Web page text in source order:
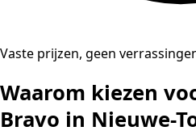
Vaste prijzen, geen
Waarom kiezen
Bravo in Nieuwe-